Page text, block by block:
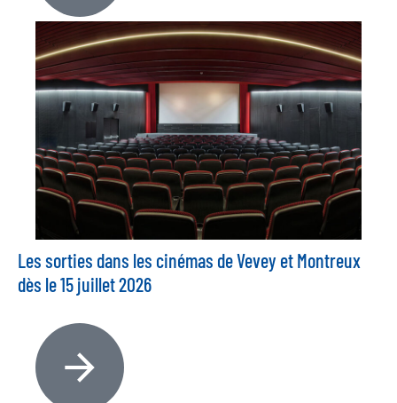
Les sorties dans les cinémas de Vevey et Montreux
dès le 15 juillet 2026